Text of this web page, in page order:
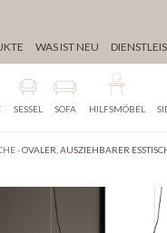
WAS IST NEU
SESSEL SOFA HILFSMÖBEL
-OVALER, AUSZIEHBARER